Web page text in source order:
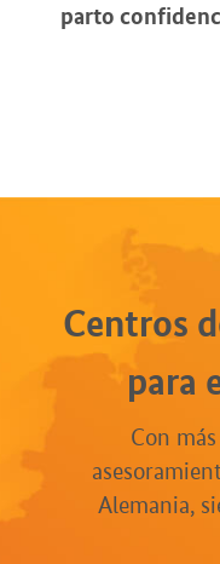
parto
Centros
para
Con
Alemania,